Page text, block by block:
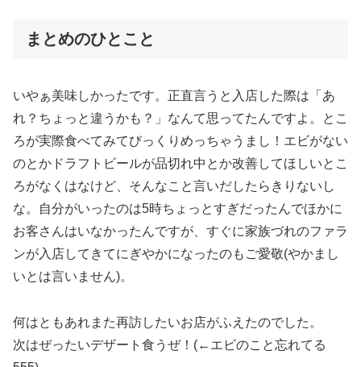
まとめのひとこと
いやぁ美味しかったです。正直言うと入店した際は「あ
れ？ちょっと違うかも？」なんて思ってたんですよ。とこ
ろが実際食べてみてびっくりめっちゃうまし！エビがない
のとかドラフトビールが品切れ中とか改善してほしいとこ
ろがなくはなけど、そんなこと言いだしたらきりないし
な。自分がいったのは5時ちょっとすぎだったんでほかに
お客さんはいなかったんですが、すぐに家族づれのファラ
ンが入店してきてにぎやかになったのもご愛敬(やかまし
いとは言いません)。
何はともあれまた再訪したいお店がふえたのでした。
次はぜったいデザート食うぜ！(←エビのこと忘れてる